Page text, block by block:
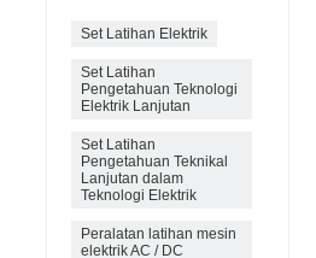
Set Latihan Elektrik
Set Latihan
Pengetahuan Teknologi
Elektrik Lanjutan
Set Latihan
Pengetahuan Teknikal
Lanjutan dalam
Teknologi Elektrik
Peralatan latihan mesin
elektrik AC / DC